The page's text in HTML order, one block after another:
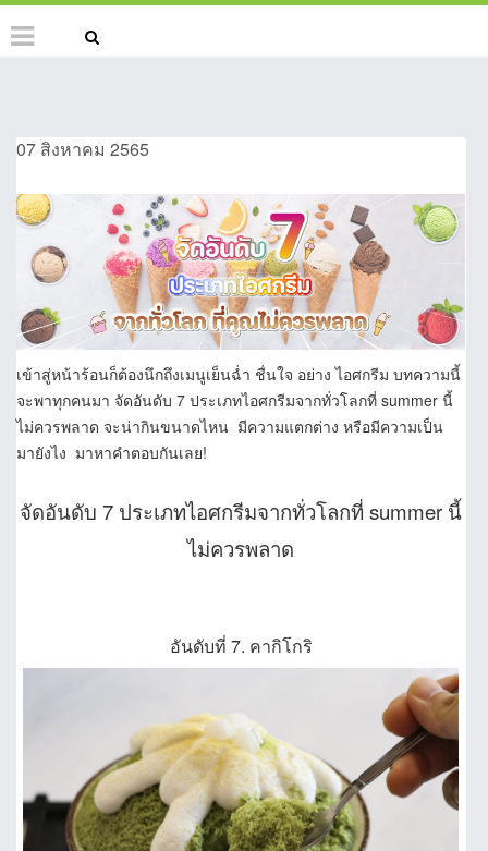
07 สิงหาคม 2565
เข้าสู่หน้าร้อนก็ต้องนึกถึงเมนูเย็นฉ่ำ ชื่นใจ อย่าง ไอศกรีม บทความนี้
จะพาทุกคนมา จัดอันดับ 7 ประเภทไอศกรีมจากทั่วโลกที่ summer นี้
ไม่ควรพลาด จะน่ากินขนาดไหน มีความแตกต่าง หรือมีความเป็น
มายังไง มาหาคำตอบกันเลย!
จัดอันดับ 7 ประเภทไอศกรีมจากทั่วโลกที่ summer นี้
ไม่ควรพลาด
อันดับที่ 7. คากิโกริ